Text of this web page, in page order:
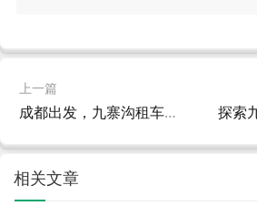
上一篇
成都出发，九寨沟租车自驾游全攻略
相关文章